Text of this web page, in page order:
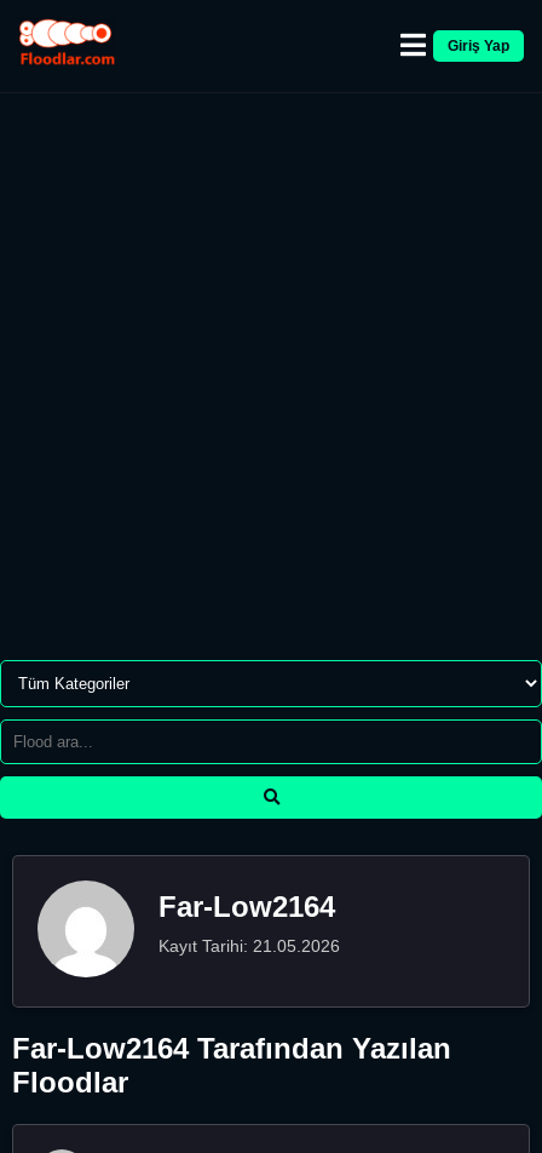
Giriş Yap
Far-Low2164
Kayıt Tarihi: 21.05.2026
Far-Low2164 Tarafından Yazılan
Floodlar